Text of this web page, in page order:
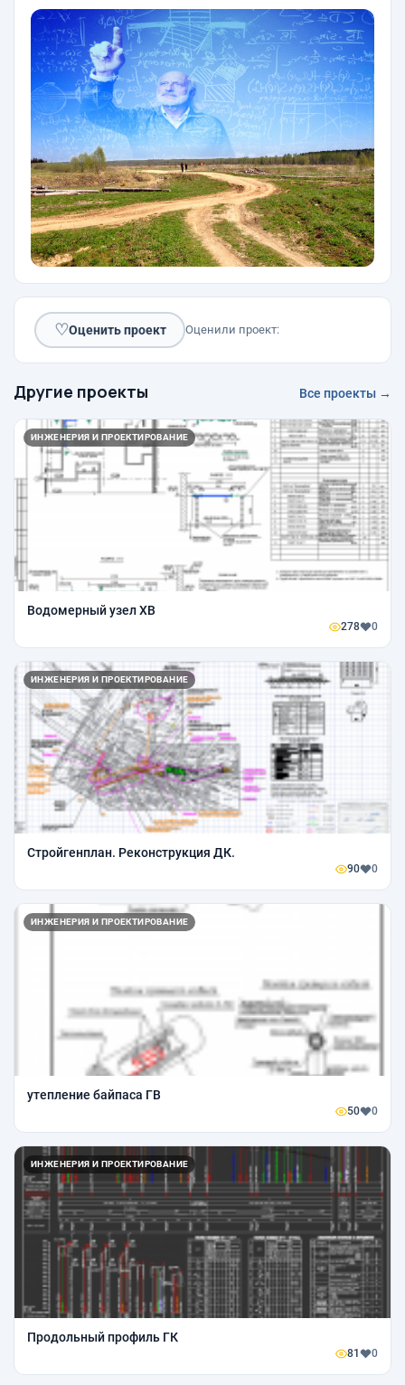
♡Оценить проект Оценили проект:
Другие проекты Все проекты →
ИНЖЕНЕРИЯ И ПРОЕКТИРОВАНИЕ
Водомерный узел ХВ
278 0
ИНЖЕНЕРИЯ И ПРОЕКТИРОВАНИЕ
Стройгенплан. Реконструкция ДК.
90 0
ИНЖЕНЕРИЯ И ПРОЕКТИРОВАНИЕ
утепление байпаса ГВ
50 0
ИНЖЕНЕРИЯ И ПРОЕКТИРОВАНИЕ
Продольный профиль ГК
81 0